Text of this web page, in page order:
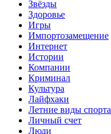
Звёзды
Здоровье
Игры
Импортозамещение
Интернет
Истории
Компании
Криминал
Культура
Лайфхаки
Летние виды спорта
Личный счет
Люди